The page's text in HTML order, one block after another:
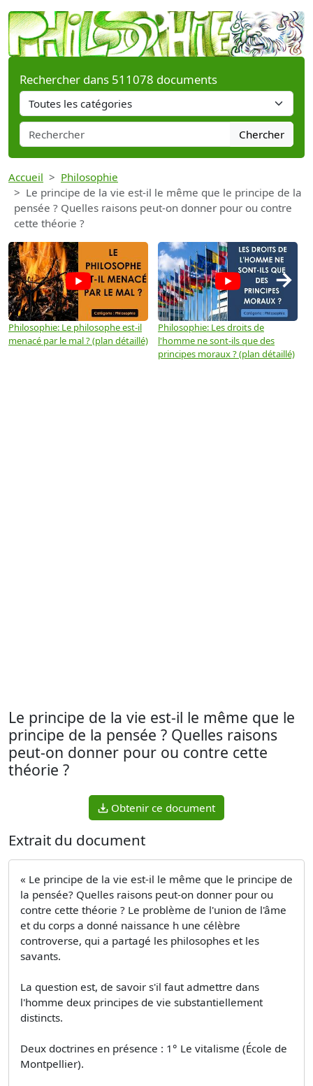
Rechercher dans 511078 documents
Chercher
Accueil
Philosophie
Le principe de la vie est-il le même que le principe de la
pensée ? Quelles raisons peut-on donner pour ou contre
cette théorie ?
Philosophie: Le philosophe est-il
menacé par le mal ? (plan détaillé)
Philosophie: Les droits de
l'homme ne sont-ils que des
principes moraux ? (plan détaillé)
→
Le principe de la vie est-il le même que le
principe de la pensée ? Quelles raisons
peut-on donner pour ou contre cette
théorie ?
Obtenir ce document
Extrait du document
« Le principe de la vie est-il le même que le principe de
la pensée? Quelles raisons peut-on donner pour ou
contre cette théorie ? Le problème de l'union de l'âme
et du corps a donné naissance h une célèbre
controverse, qui a partagé les philosophes et les
savants.
La question est, de savoir s'il faut admettre dans
l'homme deux principes de vie substantiellement
distincts.
Deux doctrines en présence : 1° Le vitalisme (École de
Montpellier).